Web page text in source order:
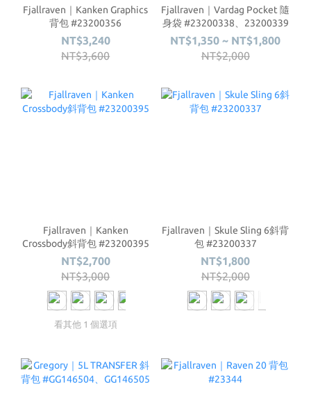
Fjallraven｜Kanken Graphics
背包 #23200356
NT$3,240
NT$3,600
Fjallraven｜Vardag Pocket 隨
身袋 #23200338、23200339
NT$1,350 ~ NT$1,800
NT$2,000
Fjallraven｜Kanken
Crossbody斜背包 #23200395
NT$2,700
NT$3,000
看其他 1 個選項
Fjallraven｜Skule Sling 6斜背
包 #23200337
NT$1,800
NT$2,000